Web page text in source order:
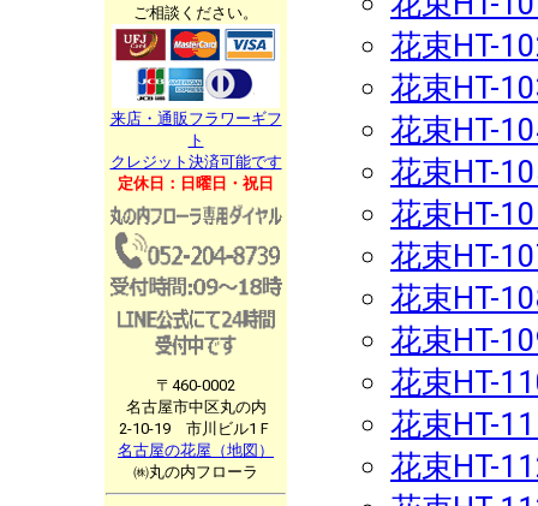
ご相談ください。
来店・通販フラワーギフ
ト
クレジット決済可能です
定休日：日曜日・祝日
〒460-0002
名古屋市中区丸の内
2-10-19 市川ビル1Ｆ
名古屋の花屋（地図）
㈱丸の内フローラ
花束HT-
花束HT-
花束HT-
花束HT-
花束HT-
花束HT-
花束HT-
花束HT-
花束HT-
花束HT-
花束HT-